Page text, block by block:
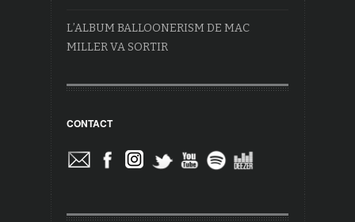
L’ALBUM BALLOONERISM DE MAC
MILLER VA SORTIR
CONTACT